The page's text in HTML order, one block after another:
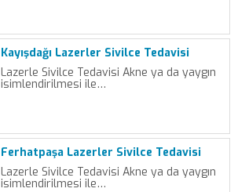
Kayışdağı Lazerler Sivilce Tedavisi
Lazerle Sivilce Tedavisi Akne ya da yaygın
isimlendirilmesi ile…
Ferhatpaşa Lazerler Sivilce Tedavisi
Lazerle Sivilce Tedavisi Akne ya da yaygın
isimlendirilmesi ile…